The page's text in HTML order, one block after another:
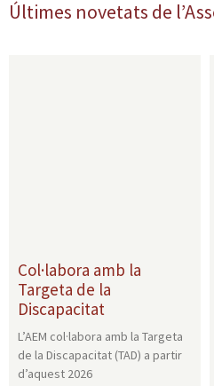
Últimes novetats de
Col·labora amb la
Targeta de la
Discapacitat
L’AEM col·labora amb la Targeta
de la Discapacitat (TAD) a partir
d’aquest 2026